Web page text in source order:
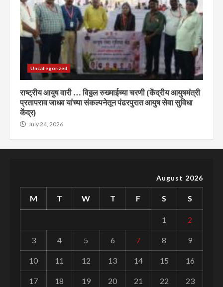
Uncategorized
राष्ट्रीय आयुष वारी … विठ्ठल रुख्माईच्या चरणी (केंद्रीय आयुषमंत्री
प्रतापराव जाधव यांच्या संकल्पनेतून पंढरपुरात आयुष सेवा सुविधा
केंद्र)
July 24, 2026
August 2026
M T W T F S S
1 2
3 4 5 6 7 8 9
10 11 12 13 14 15 16
17 18 19 20 21 22 23